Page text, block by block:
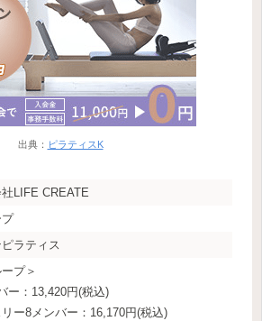
出典： ピラティスK
LIFE CREATE
ラティス
プ＞
ー：13,420円(税込)
ー8メンバー：16,170円(税込)